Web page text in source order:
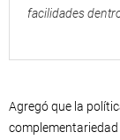
facilidades
Agregó que la
complementariedad